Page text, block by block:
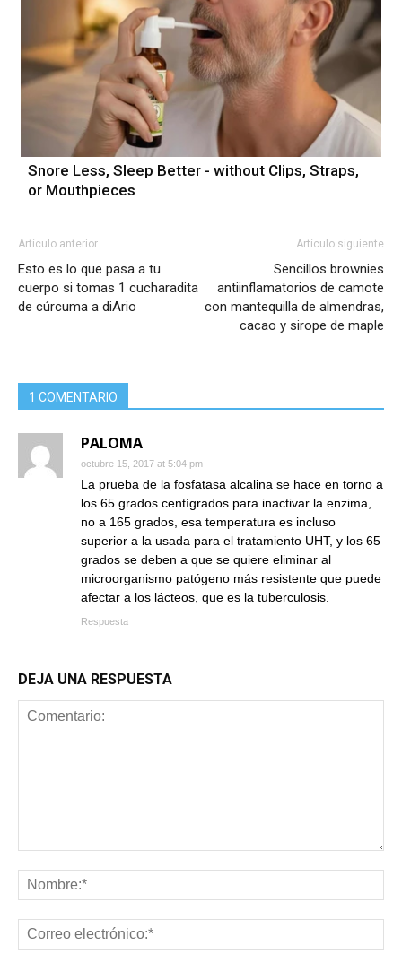
Snore Less, Sleep Better - without Clips, Straps,
or Mouthpieces
Artículo anterior
Esto es lo que pasa a tu
cuerpo si tomas 1 cucharadita
de cúrcuma a diArio
Artículo siguiente
Sencillos brownies
antiinflamatorios de camote
con mantequilla de almendras,
cacao y sirope de maple
1 COMENTARIO
PALOMA
octubre 15, 2017 at 5:04 pm
La prueba de la fosfatasa alcalina se hace en torno a
los 65 grados centígrados para inactivar la enzima,
no a 165 grados, esa temperatura es incluso
superior a la usada para el tratamiento UHT, y los 65
grados se deben a que se quiere eliminar al
microorganismo patógeno más resistente que puede
afectar a los lácteos, que es la tuberculosis.
Respuesta
DEJA UNA RESPUESTA